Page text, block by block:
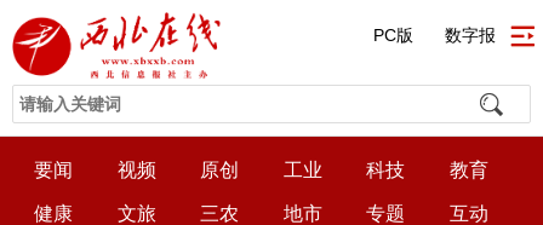
PC版 数字报
要闻 视频 原创 工业 科技 教育
健康 文旅 三农 地市 专题 互动